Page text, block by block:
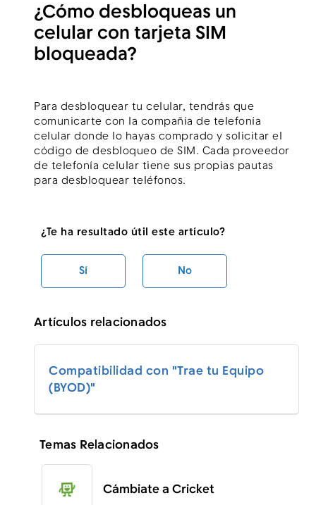
¿Cómo desbloqueas un
celular con tarjeta SIM
bloqueada?
Para desbloquear tu celular, tendrás que
comunicarte con la compañía de telefonía
celular donde lo hayas comprado y solicitar el
código de desbloqueo de SIM. Cada proveedor
de telefonía celular tiene sus propias pautas
para desbloquear teléfonos.
¿Te ha resultado útil este artículo?
Sí No
Artículos relacionados
Compatibilidad con "Trae tu Equipo
(BYOD)"
Temas Relacionados
Cámbiate a Cricket